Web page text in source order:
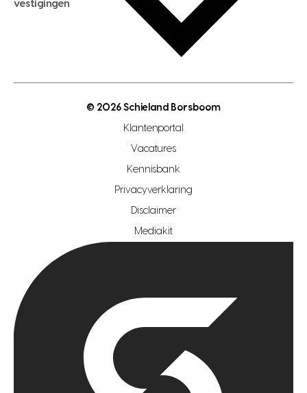
hypotheek bespaarcheck
gratis zoekprofiel aanmaken
open woningwaarde dag
vestigingen
makelaar regio zoetermeer
hypotheekshop regio den haag
hypotheekshop regio rotterdam
© 2026 Schieland Borsboom
Klantenportal
Vacatures
Kennisbank
Privacyverklaring
Disclaimer
Mediakit